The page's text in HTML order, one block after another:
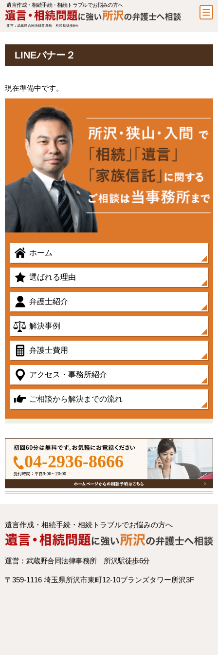
遺言作成・相続手続・相続トラブルでお悩みの方へ
運営：武蔵野合同法律事務所 所沢駅徒歩6分
LINEバナー２
現在準備中です。
ホーム
選ばれる理由
弁護士紹介
解決事例
弁護士費用
アクセス・事務所紹介
ご相談から解決までの流れ
04-2936-8666
遺言作成・相続手続・相続トラブルでお悩みの方へ
運営：武蔵野合同法律事務所 所沢駅徒歩6分
〒359-1116 埼玉県所沢市東町12-10ブランズタワー所沢3F